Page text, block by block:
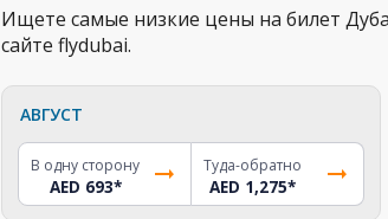
Ищете самые низкие цены на билет
сайте flydubai.
АВГУСТ
В одну сторону
AED 693*
Туда-обратно
AED 1,275*